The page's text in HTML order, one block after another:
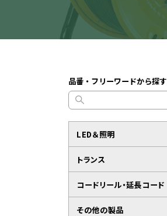
品番・フリーワードから探す
LED＆照明
トランス
コードリール・延長コード
その他の製品